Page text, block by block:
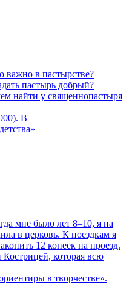
важно в пастырстве?
пастырь добрый?
найти у священнопастыря
В
мне было лет 8–10, я на
в церковь. К поездкам я
12 копеек на проезд.
которая всю
в творчестве».